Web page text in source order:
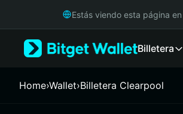
Русский
Italiano
Estás viendo esta página en
Billetera
Home›Wallet›Billetera Clearpool